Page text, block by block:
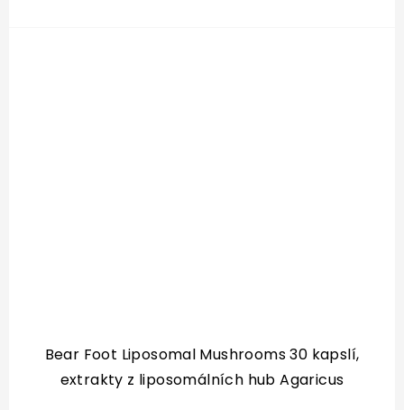
Bear Foot Liposomal Mushrooms 30 kapslí,
extrakty z liposomálních hub Agaricus